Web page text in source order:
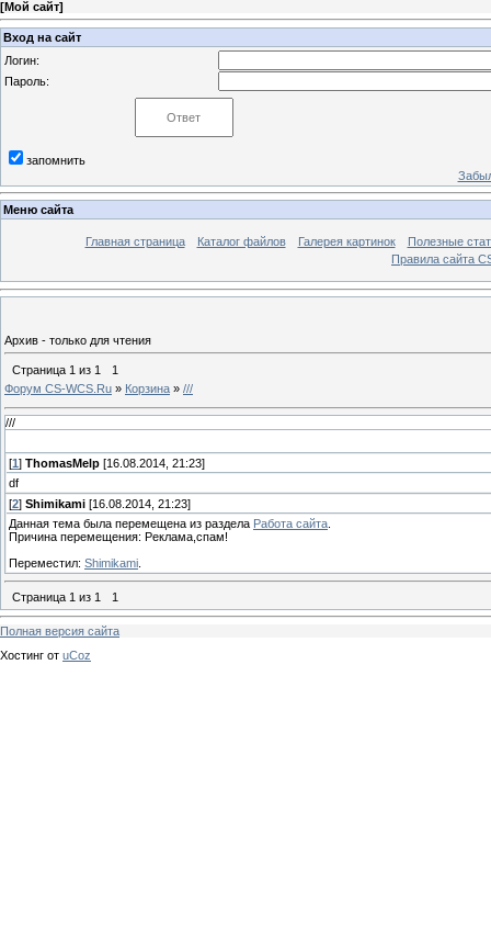
[Мой сайт]
Вход на сайт
Логин:
Пароль:
запомнить
Меню сайта
Главная страница Каталог файлов Галерея картинок
Полезные
Правила сайта
Архив - только для чтения
Страница 1 из 1
1
Форум CS-WCS.Ru » Корзина » ///
///
[1 ] ThomasMelp [16.08.2014, 21:23]
df
[2] Shimikami [16.08.2014, 21:23]
Данная тема была перемещена из раздела Работа сайта
Причина перемещения: Реклама,спам!
Переместил: Shimikami
Страница 1 из 1 1
Полная версия сайта
Хостинг от uCoz